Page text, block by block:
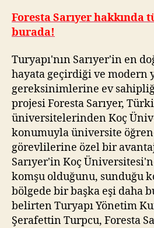
Foresta Sarıyer hakkında
burada!
Turyapı'nın Sarıyer'in en
hayata geçirdiği ve modern
gereksinimlerine ev
projesi Foresta Sarıyer,
üniversitelerinden Koç
konumuyla üniversite
görevlilerine özel bir
Sarıyer'in Koç
komşu olduğunu, sunduğu
bölgede bir başka eşi daha
belirten Turyapı Yönetim
Şerafettin Turpcu, Foresta